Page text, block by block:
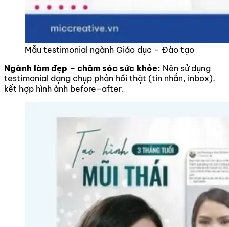
Mẫu testimonial ngành Giáo dục – Đào tạo
Ngành làm đẹp – chăm sóc sức khỏe: Nên sử dụng
testimonial dạng chụp phản hồi thật (tin nhắn, inbox),
kết hợp hình ảnh before–after.